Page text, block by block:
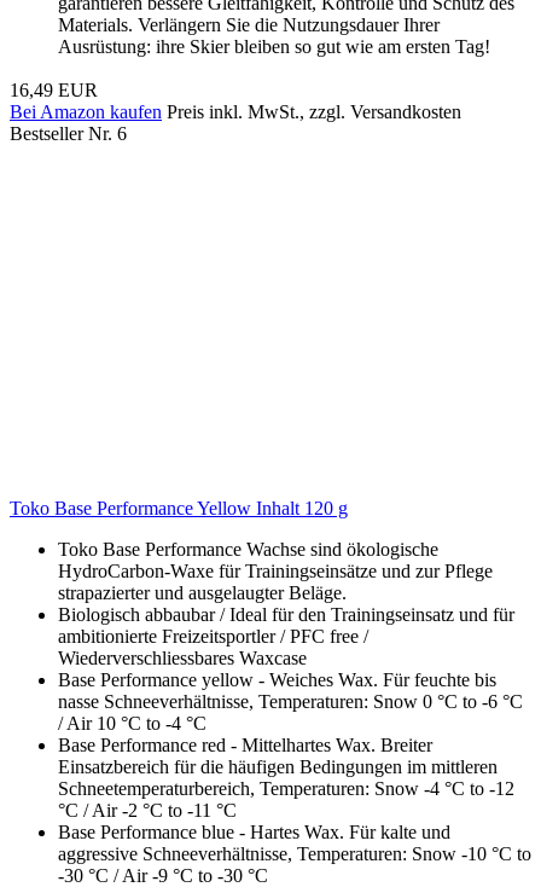
Materials. Verlängern Sie die Nutzungsdauer Ihrer
Ausrüstung: ihre Skier bleiben so gut wie am ersten Tag!
16,49 EUR
Bei Amazon kaufen Preis inkl. MwSt., zzgl. Versandkosten
Bestseller Nr. 6
Toko Base Performance Yellow Inhalt 120 g
Toko Base Performance Wachse sind ökologische
HydroCarbon-Waxe für Trainingseinsätze und zur Pflege
strapazierter und ausgelaugter Beläge.
Biologisch abbaubar / Ideal für den Trainingseinsatz und für
ambitionierte Freizeitsportler / PFC free /
Wiederverschliessbares Waxcase
Base Performance yellow - Weiches Wax. Für feuchte bis
nasse Schneeverhältnisse, Temperaturen: Snow 0 °C to -6 °C
/ Air 10 °C to -4 °C
Base Performance red - Mittelhartes Wax. Breiter
Einsatzbereich für die häufigen Bedingungen im mittleren
Schneetemperaturbereich, Temperaturen: Snow -4 °C to -12
°C / Air -2 °C to -11 °C
Base Performance blue - Hartes Wax. Für kalte und
aggressive Schneeverhältnisse, Temperaturen: Snow -10 °C to
-30 °C / Air -9 °C to -30 °C